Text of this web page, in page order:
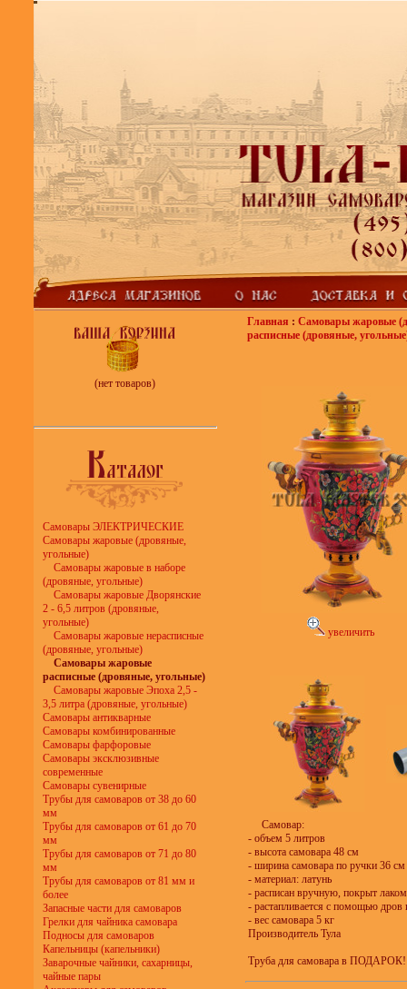
(нет товаров)
Самовары ЭЛЕКТРИЧЕСКИЕ
Самовары жаровые (дровяные,
угольные)
Самовары жаровые в наборе
(дровяные, угольные)
Самовары жаровые Дворянские
2 - 6,5 литров (дровяные,
угольные)
Самовары жаровые нерасписные
(дровяные, угольные)
Самовары жаровые
расписные (дровяные, угольные)
Самовары жаровые Эпоха 2,5 -
3,5 литра (дровяные, угольные)
Самовары антикварные
Самовары комбинированные
Самовары фарфоровые
Самовары эксклюзивные
современные
Самовары сувенирные
Трубы для самоваров от 38 до 60
мм
Трубы для самоваров от 61 до 70
мм
Трубы для самоваров от 71 до 80
мм
Трубы для самоваров от 81 мм и
более
Запасные части для самоваров
Грелки для чайника самовара
Подносы для самоваров
Капельницы (капельники)
Заварочные чайники, сахарницы,
чайные пары
Главная : Самовары жаровые
расписные (дровяные,
увеличить
Самовар:
- объем 5 литров
- высота самовара 48 см
- ширина самовара по ручки 36 см
- материал: латунь
- расписан вручную, покрыт лаком
- растапливается с помощью
- вес самовара 5 кг
Производитель Тула
Труба для самовара в ПОДАРОК!